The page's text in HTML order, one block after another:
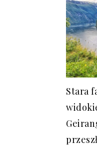
Stara